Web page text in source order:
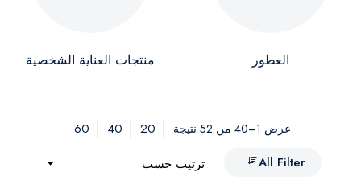
العطور منتجات العناية الشخصية
عرض 1–40 من 52 نتيجة 20
40
60
All Filter
ترتيب حسب